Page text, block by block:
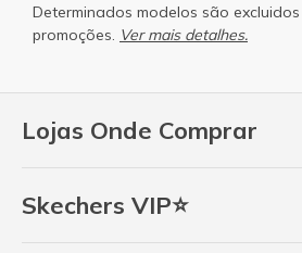
Lojas Onde Comprar
Skechers VIP⭐
Determinados modelos são
promoções. Ver mais detalhes.